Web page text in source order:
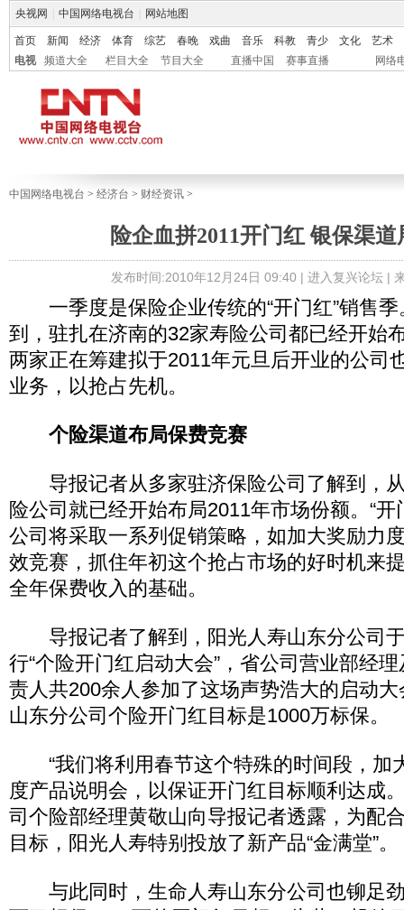
央视网 中国网络电视台 网站地图
首页 新闻 经济 体育 综艺 春晚 戏曲 音乐 科教 青少 文化
艺术
电视
频道大全 栏目大全 节目大全 直播中国 赛事直播 网络
中国网络电视台 > 经济台 > 财经资讯 >
险企血拼2011开门红 银保渠
发布时间:2010年12月24日 09:40 | 进入复兴论坛|
一季度是保险企业传统的“开门红”销售季
到，驻扎在济南的32家寿险公司都已经开始
两家正在筹建拟于2011年元旦后开业的公司
业务，以抢占先机。
个险渠道布局保费竞赛
导报记者从多家驻济保险公司了解到，
险公司就已经开始布局2011年市场份额。“开
公司将采取一系列促销策略，如加大奖励力
效竞赛，抓住年初这个抢占市场的好时机来
全年保费收入的基础。
导报记者了解到，阳光人寿山东分公司
行“个险开门红启动大会”，省公司营业部经
责人共200余人参加了这场声势浩大的启动
山东分公司个险开门红目标是1000万标保。
“我们将利用春节这个特殊的时间段，加
度产品说明会，以保证开门红目标顺利达成
司个险部经理黄敬山向导报记者透露，为配
目标，阳光人寿特别投放了新产品“金满堂”。
与此同时，生命人寿山东分公司也铆足